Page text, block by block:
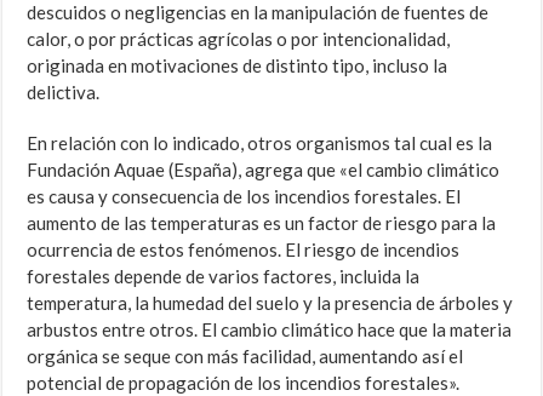
descuidos o negligencias en la manipulación de fuentes de
calor, o por prácticas agrícolas o por intencionalidad,
originada en motivaciones de distinto tipo, incluso la
delictiva.
En relación con lo indicado, otros organismos tal cual es la
Fundación Aquae (España), agrega que «el cambio climático
es causa y consecuencia de los incendios forestales. El
aumento de las temperaturas es un factor de riesgo para la
ocurrencia de estos fenómenos. El riesgo de incendios
forestales depende de varios factores, incluida la
temperatura, la humedad del suelo y la presencia de árboles y
arbustos entre otros. El cambio climático hace que la materia
orgánica se seque con más facilidad, aumentando así el
potencial de propagación de los incendios forestales».